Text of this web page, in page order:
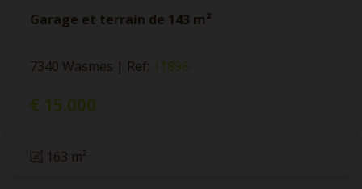
Garage et terrain de 143 m²
7340 Wasmes | Ref: 11898
€ 15.000
163 m²